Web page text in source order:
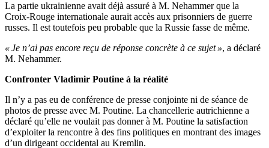
La partie ukrainienne avait déjà assuré à M. Nehammer que la
Croix-Rouge internationale aurait accès aux prisonniers de guerre
russes. Il est toutefois peu probable que la Russie fasse de même.
« Je n’ai pas encore reçu de réponse concrète à ce sujet », a déclaré
M. Nehammer.
Confronter Vladimir Poutine à la réalité
Il n’y a pas eu de conférence de presse conjointe ni de séance de
photos de presse avec M. Poutine. La chancellerie autrichienne a
déclaré qu’elle ne voulait pas donner à M. Poutine la satisfaction
d’exploiter la rencontre à des fins politiques en montrant des images
d’un dirigeant occidental au Kremlin.